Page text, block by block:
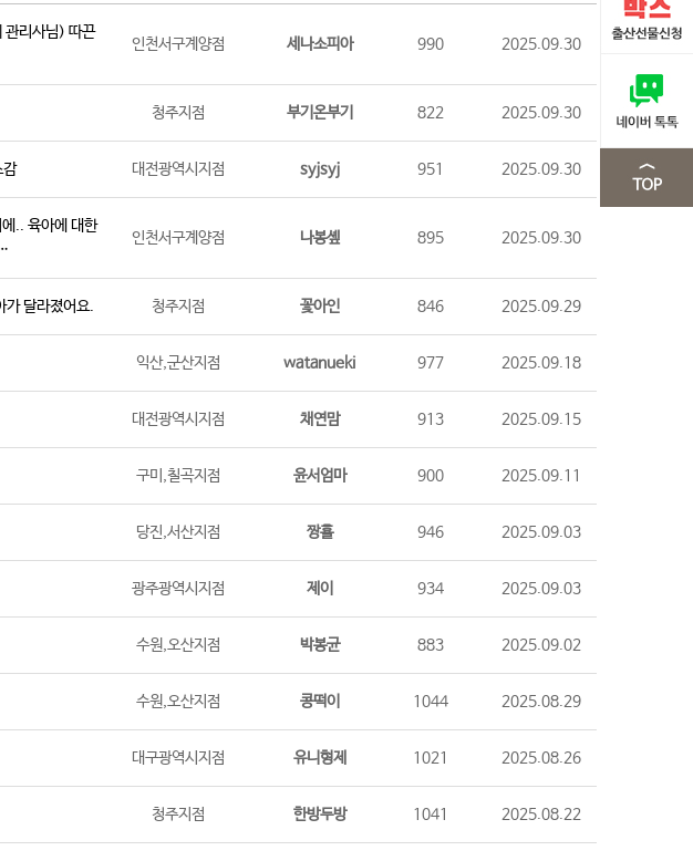
관리사님) 따끈
인천서구계양점 세나소피아 990 2025.09.30
청주지점 부기온부기 822 2025.09.30
감 대전광역시지점 syjsyj 951 2025.09.30
.. 육아에 대한
인천서구계양점 나봉솊 895 2025.09.30
가 달라졌어요. 청주지점 꽃아인 846 2025.09.29
익산,군산지점 watanueki 977 2025.09.18
대전광역시지점 채연맘 913 2025.09.15
구미,칠곡지점 윤서엄마 900 2025.09.11
당진,서산지점 짱횰 946 2025.09.03
광주광역시지점 제이 934 2025.09.03
수원,오산지점 박봉균 883 2025.09.02
수원,오산지점 콩떡이 1044 2025.08.29
대구광역시지점 유니형제 1021 2025.08.26
청주지점 한방두방 1041 2025.08.22